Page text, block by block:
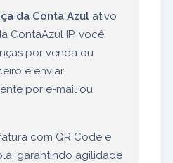
da Conta Azul ativo
ContaAzul IP, você
por venda ou
e enviar
por e-mail ou
com QR Code e
garantindo agilidade